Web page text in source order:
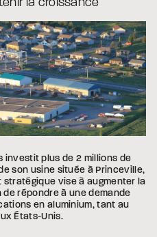
investit plus de 2 millions de
son usine située à Princeville,
vise à augmenter la
répondre à une demande
en aluminium, tant au
États-Unis.